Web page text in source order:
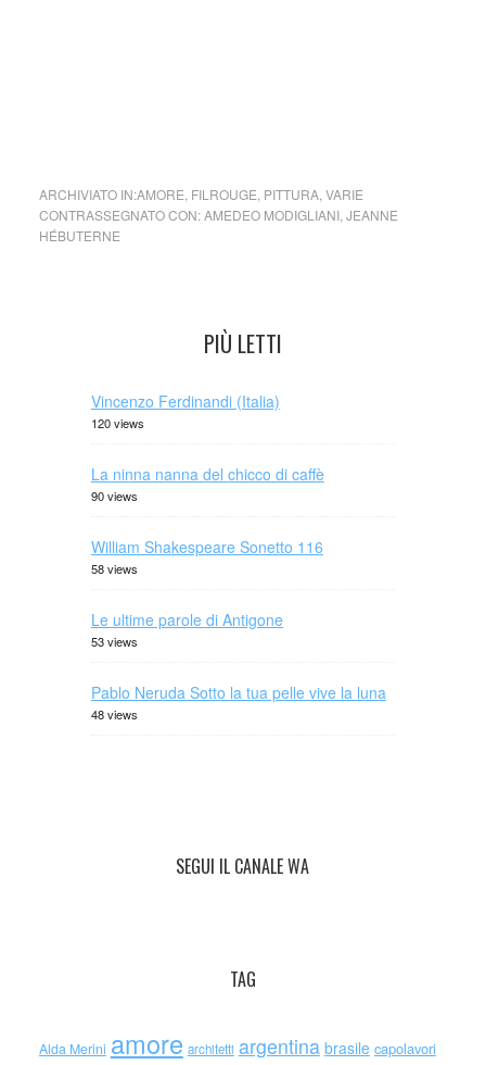
ARCHIVIATO IN:AMORE FILROUGE PITTURA, VARIE
CONTRASSEGNATO CON:AMEDEO MODIGLIANI, JEANNE
HÉBUTERNE
PIÙ LETTI
Vincenzo Ferdinandi (Italia)
120 views
La ninna nanna del chicco di caffè
90 views
William Shakespeare Sonetto 116
58 views
Le ultime parole di Antigone
53 views
Pablo Neruda Sotto la tua pelle vive la luna
48 views
SEGUI IL CANALE WA
TAG
Alda Merini amore architetti argentina brasile capolavori